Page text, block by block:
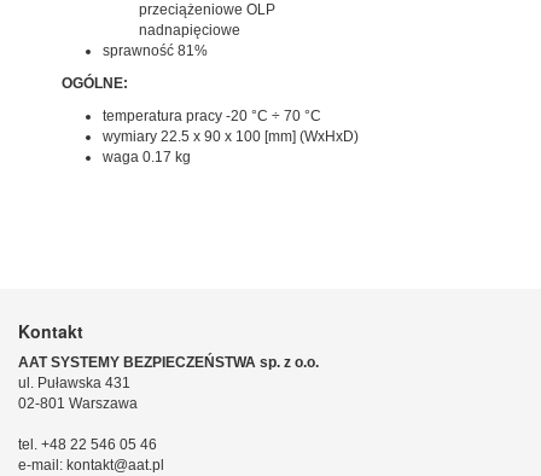
przeciążeniowe OLP
nadnapięciowe
sprawność 81%
OGÓLNE:
temperatura pracy -20 °C ÷ 70 °C
wymiary 22.5 x 90 x 100 [mm] (WxHxD)
waga 0.17 kg
Kontakt
AAT SYSTEMY BEZPIECZEŃSTWA sp. z o.o.
ul. Puławska 431
02-801 Warszawa
tel. +48 22 546 05 46
e-mail: kontakt@aat.pl